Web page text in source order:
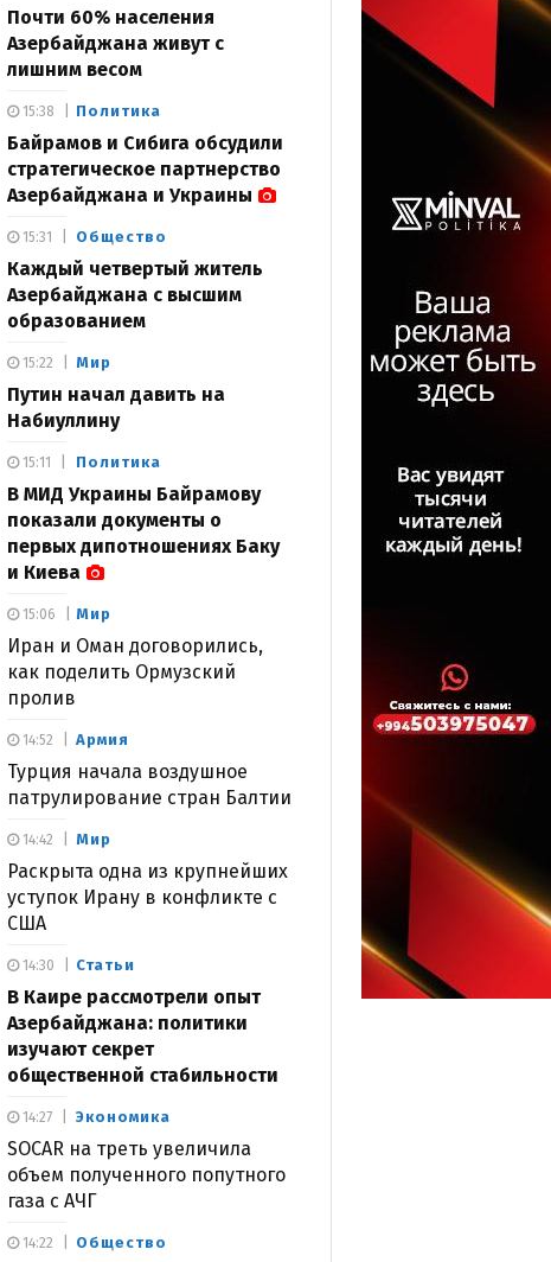
Почти 60% населения
Азербайджана живут с
лишним весом
Политика
Байрамов и Сибига обсудили
стратегическое партнерство
Азербайджана и Украины
15:38
Общество
Каждый четвертый житель
Азербайджана с высшим
образованием
15:31
Мир
Путин начал давить на
Набиуллину
15:22
Политика
В МИД Украины Байрамову
показали документы о
первых дипотношениях Баку
и Киева
15:11
Мир
Иран и Оман договорились,
как поделить Ормузский
пролив
15:06
Армия
Турция начала воздушное
патрулирование стран Балтии
14:52
Мир
Раскрыта одна из крупнейших
уступок Ирану в конфликте с
США
14:42
Статьи
В Каире рассмотрели опыт
Азербайджана: политики
изучают секрет
общественной стабильности
14:30
Экономика
SOCAR на треть увеличила
объем полученного попутного
газа с АЧГ
14:27
Общество
14:22